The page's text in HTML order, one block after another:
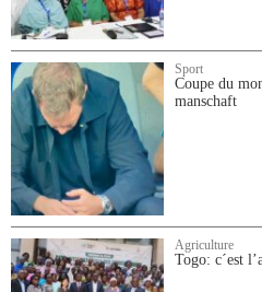
Sport
Coupe du
manschaft
Agriculture
Togo: c´est